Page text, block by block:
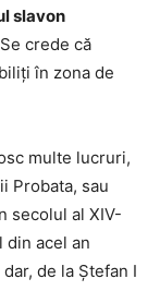
slavon
crede că
în zona de
multe lucruri,
Probata, sau
secolul al XIV-
din acel an
de la Ştefan I